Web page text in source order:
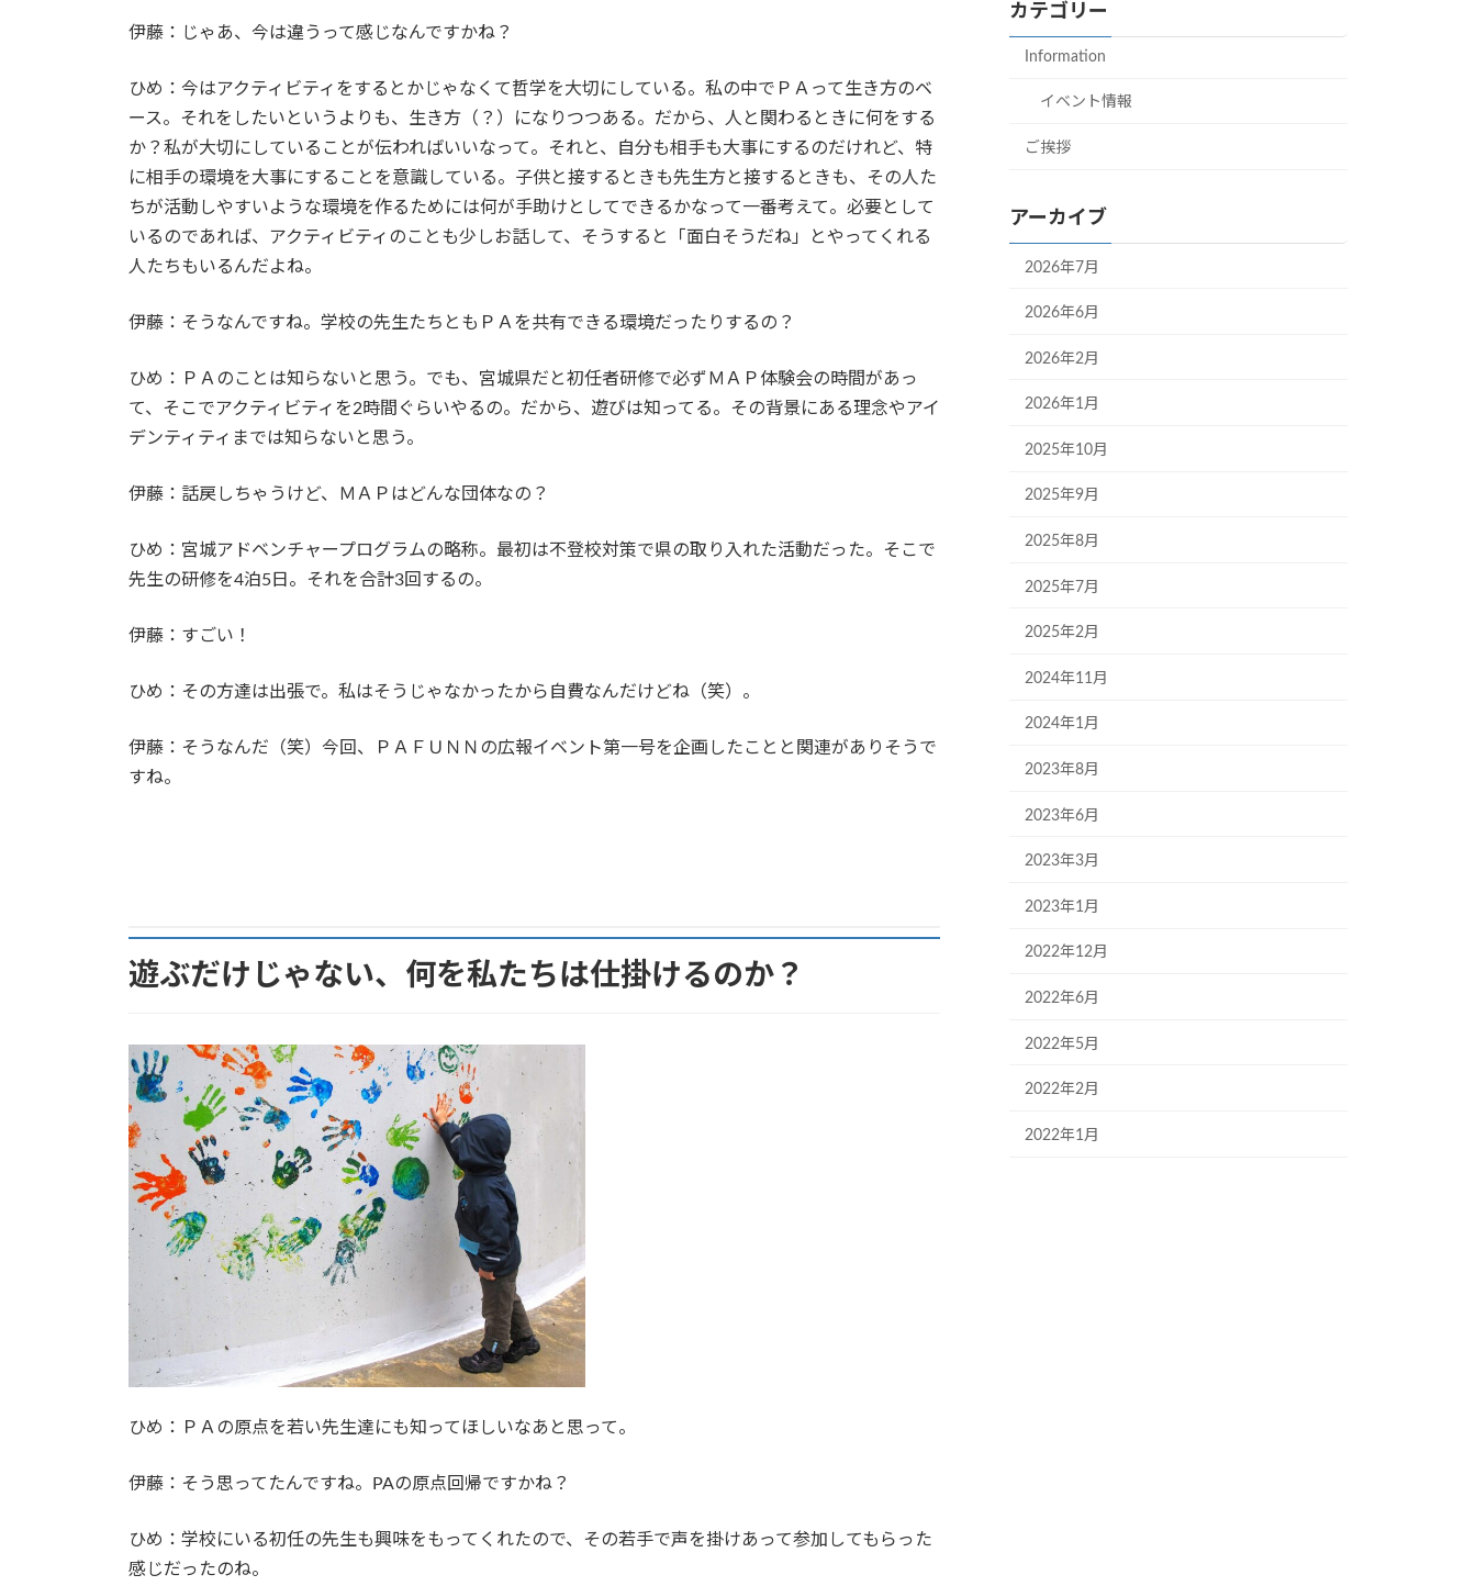
伊藤：じゃあ、今は違うって感じなんですかね？
ひめ：今はアクティビティをするとかじゃなくて哲学を大切にしている。私の中でＰＡって生き方のベ
ース。それをしたいというよりも、生き方（？）になりつつある。だから、人と関わるときに何をする
か？私が大切にしていることが伝わればいいなって。それと、自分も相手も大事にするのだけれど、特
に相手の環境を大事にすることを意識している。子供と接するときも先生方と接するときも、その人た
ちが活動しやすいような環境を作るためには何が手助けとしてできるかなって一番考えて。必要として
いるのであれば、アクティビティのことも少しお話して、そうすると「面白そうだね」とやってくれる
人たちもいるんだよね。
伊藤：そうなんですね。学校の先生たちともＰＡを共有できる環境だったりするの？
ひめ：ＰＡのことは知らないと思う。でも、宮城県だと初任者研修で必ずＭＡＰ体験会の時間があっ
て、そこでアクティビティを2時間ぐらいやるの。だから、遊びは知ってる。その背景にある理念やアイ
デンティティまでは知らないと思う。
伊藤：話戻しちゃうけど、ＭＡＰはどんな団体なの？
ひめ：宮城アドベンチャープログラムの略称。最初は不登校対策で県の取り入れた活動だった。そこで
先生の研修を4泊5日。それを合計3回するの。
伊藤：すごい！
ひめ：その方達は出張で。私はそうじゃなかったから自費なんだけどね（笑）。
伊藤：そうなんだ（笑）今回、ＰＡＦＵＮＮの広報イベント第一号を企画したことと関連がありそうで
すね。
遊ぶだけじゃない、何を私たちは仕掛けるのか？
ひめ：ＰＡの原点を若い先生達にも知ってほしいなあと思って。
伊藤：そう思ってたんですね。PAの原点回帰ですかね？
ひめ：学校にいる初任の先生も興味をもってくれたので、その若手で声を掛けあって参加してもらった
感じだったのね。
カテゴリー
Information
イベント情報
ご挨拶
アーカイブ
2026年7月
2026年6月
2026年2月
2026年1月
2025年10月
2025年9月
2025年8月
2025年7月
2025年2月
2024年11月
2024年1月
2023年8月
2023年6月
2023年3月
2023年1月
2022年12月
2022年6月
2022年5月
2022年2月
2022年1月